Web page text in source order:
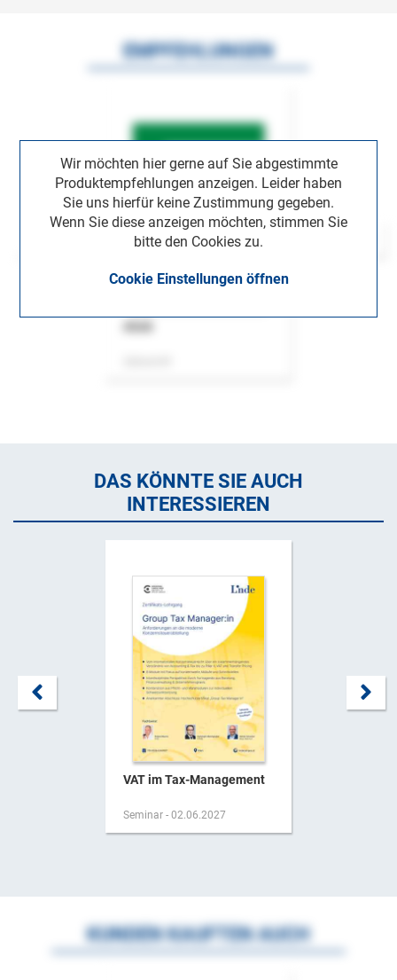
Wir möchten hier gerne auf Sie abgestimmte
Produktempfehlungen anzeigen. Leider haben
Sie uns hierfür keine Zustimmung gegeben.
Wenn Sie diese anzeigen möchten, stimmen Sie
bitte den Cookies zu.
Cookie Einstellungen öffnen
EMPFEHLUNGEN
DAS KÖNNTE SIE AUCH
INTERESSIEREN
VAT im Tax-Management
Seminar - 02.06.2027
KUNDEN KAUFTEN AUCH